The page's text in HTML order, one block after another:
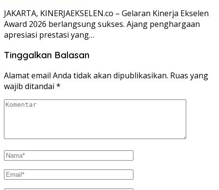
JAKARTA, KINERJAEKSELEN.co – Gelaran Kinerja Ekselen
Award 2026 berlangsung sukses. Ajang penghargaan
apresiasi prestasi yang…
Tinggalkan Balasan
Alamat email Anda tidak akan dipublikasikan. Ruas yang
wajib ditandai *